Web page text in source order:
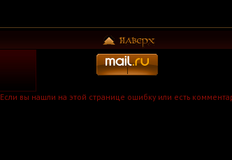
Если вы нашли на этой странице ошибку или есть